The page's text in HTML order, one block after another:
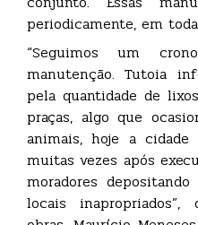
periodicamente, em
“Seguimos um
manutenção. Tutoia
pela quantidade de
praças, algo que
animais, hoje a
muitas vezes após
moradores
locais